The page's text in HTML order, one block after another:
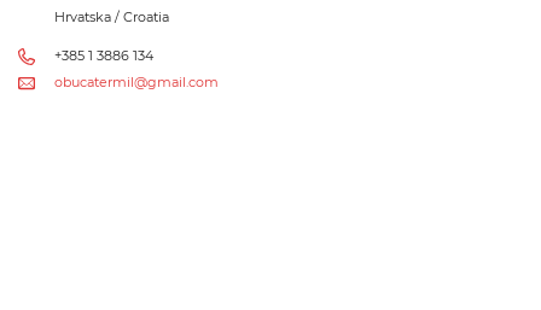
Hrvatska / Croatia
+385 1 3886 134
obucatermil@gmail.com